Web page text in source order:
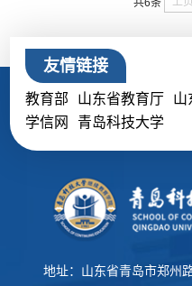
友情链接
教育部 山东省教育厅
山
学信网
青岛科技大学
地址：山东省青岛市郑州